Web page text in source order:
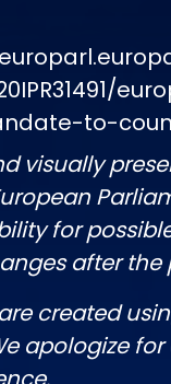
to-
visually
for
after
created
apologize